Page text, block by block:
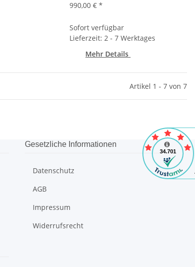
990,00 €*
Sofort verfügbar
Lieferzeit: 2 - 7 Werktages
Mehr Details
Artikel 1 - 7 von 7
Gesetzliche Informationen
Datenschutz
AGB
Impressum
Widerrufsrecht